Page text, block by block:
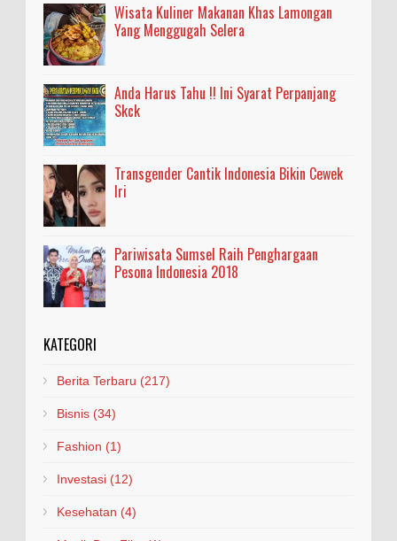
Wisata Kuliner Makanan Khas Lamongan
Yang Menggugah Selera
Anda Harus Tahu !! Ini Syarat Perpanjang
Skck
Transgender Cantik Indonesia Bikin Cewek
Iri
Pariwisata Sumsel Raih Penghargaan
Pesona Indonesia 2018
KATEGORI
Berita Terbaru (217)
Bisnis (34)
Fashion (1)
Investasi (12)
Kesehatan (4)